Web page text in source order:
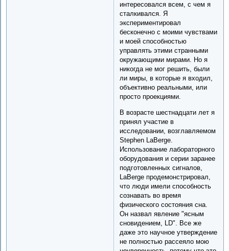
интересовался всем, с чем я
сталкивался. Я
экспериментировал
бесконечно с моими чувствами
и моей способностью
управлять этими странными
окружающими мирами. Но я
никогда не мог решить, были
ли миры, в которые я входил,
объективно реальными, или
просто проекциями.
В возрасте шестнадцати лет я
принял участие в
исследовании, возглавляемом
Stephen LaBerge.
Использование лабораторного
оборудования и серии заранее
подготовленных сигналов,
LaBerge продемонстрировал,
что люди имели способность
сознавать во время
физического состояния сна.
Он назвал явление "ясным
сновидением, LD". Все же
даже это научное утверждение
не полностью рассеяло мою